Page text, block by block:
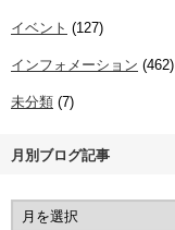
イベント (127)
インフォメーション (462)
未分類 (7)
月別ブログ記事